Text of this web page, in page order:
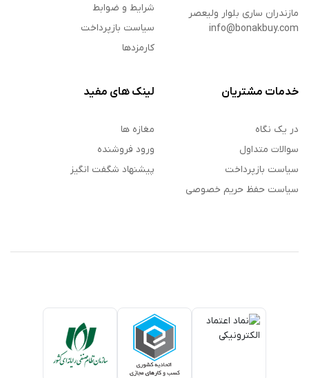
مازندران ساری بلوار ولیعصر
info@bonakbuy.com
شرایط و ضوابط
سیاست بازپرداخت
کارمزدها
خدمات مشتریان
در یک نگاه
سوالات متداول
سیاست بازپرداخت
سیاست حفظ حریم خصوصی
لینک های مفید
مغازه ها
ورود فروشنده
پیشنهاد شگفت انگیز